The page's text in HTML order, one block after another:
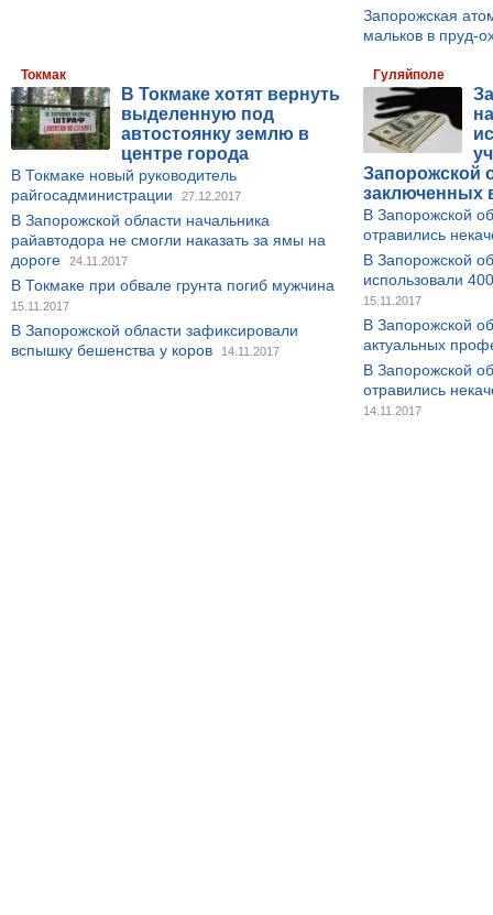
Запорожская
мальков в пруд-
Токмак
В Токмаке хотят вернуть
выделенную под
автостоянку землю в
центре города
В Токмаке новый руководитель
райгосадминистрации
27.12.2017
В Запорожской области начальника
райавтодора не смогли наказать за ямы на
дороге
24.11.2017
В Токмаке при обвале грунта погиб мужчина
15.11.2017
В Запорожской области зафиксировали
вспышку бешенства у коров
14.11.2017
Гуляйполе
Запорожской
заключенных
В Запорожской
отравились
В Запорожской
использовали
15.11.2017
В Запорожской
актуальных
В Запорожской
отравились
14.11.2017